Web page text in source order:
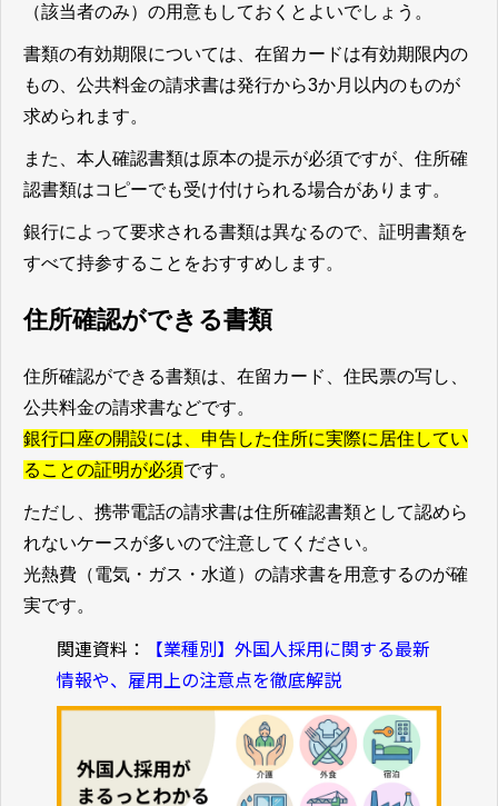
（該当者のみ）の用意もしておくとよいでしょう。
書類の有効期限については、在留カードは有効期限内の
もの、公共料金の請求書は発行から3か月以内のものが
求められます。
また、本人確認書類は原本の提示が必須ですが、住所確
認書類はコピーでも受け付けられる場合があります。
銀行によって要求される書類は異なるので、証明書類を
すべて持参することをおすすめします。
住所確認ができる書類
住所確認ができる書類は、在留カード、住民票の写し、
公共料金の請求書などです。
銀行口座の開設には、申告した住所に実際に居住してい
ることの証明が必須です。
ただし、携帯電話の請求書は住所確認書類として認めら
れないケースが多いので注意してください。
光熱費（電気・ガス・水道）の請求書を用意するのが確
実です。
関連資料：
【業種別】外国人採用に関する最新
情報や、雇用上の注意点を徹底解説